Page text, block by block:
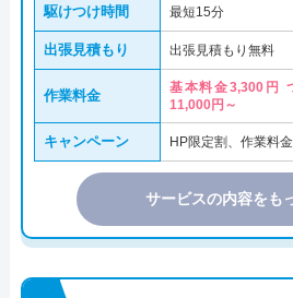
駆けつけ時間 最短15分
出張見積もり 出張見積もり無料
作業料金
基本料金3,300円
11,000円～
キャンペーン HP限定割、作業料
サービスの内容をも